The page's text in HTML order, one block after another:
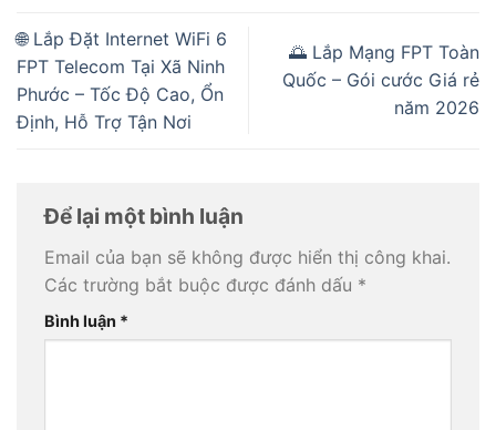
🌐 Lắp Đặt Internet WiFi 6
FPT Telecom Tại Xã Ninh
Phước – Tốc Độ Cao, Ổn
Định, Hỗ Trợ Tận Nơi
🌅 Lắp Mạng FPT Toàn
Quốc – Gói cước Giá rẻ
năm 2026
Để lại một bình luận
Email của bạn sẽ không được hiển thị công khai.
Các trường bắt buộc được đánh dấu *
Bình luận *